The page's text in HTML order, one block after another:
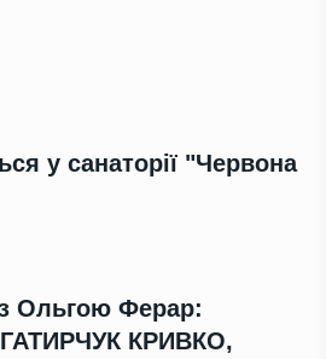
у санаторії "Червона
Ферар:
КРИВКО,